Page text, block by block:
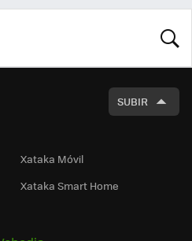
SUBIR
Xataka Móvil
Xataka Smart Home